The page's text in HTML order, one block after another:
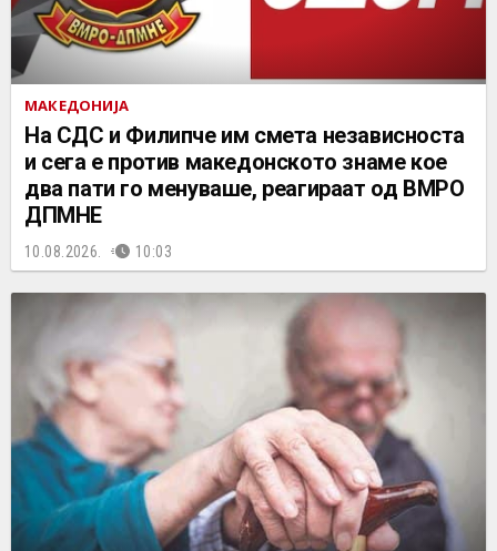
МАКЕДОНИЈА
На СДС и Филипче им смета независноста
и сега е против македонското знаме кое
два пати го менуваше, реагираат од ВМРО
ДПМНЕ
10.08.2026. 10:03